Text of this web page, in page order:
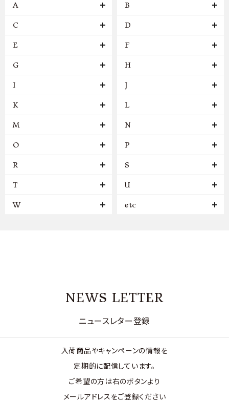
A B
C D
E F
G H
I J
K L
M N
O P
R S
T U
W etc
NEWS LETTER
ニュースレター登録
入荷商品やキャンペーンの情報を
定期的に配信しています。
ご希望の方は右のボタンより
メールアドレスをご登録ください